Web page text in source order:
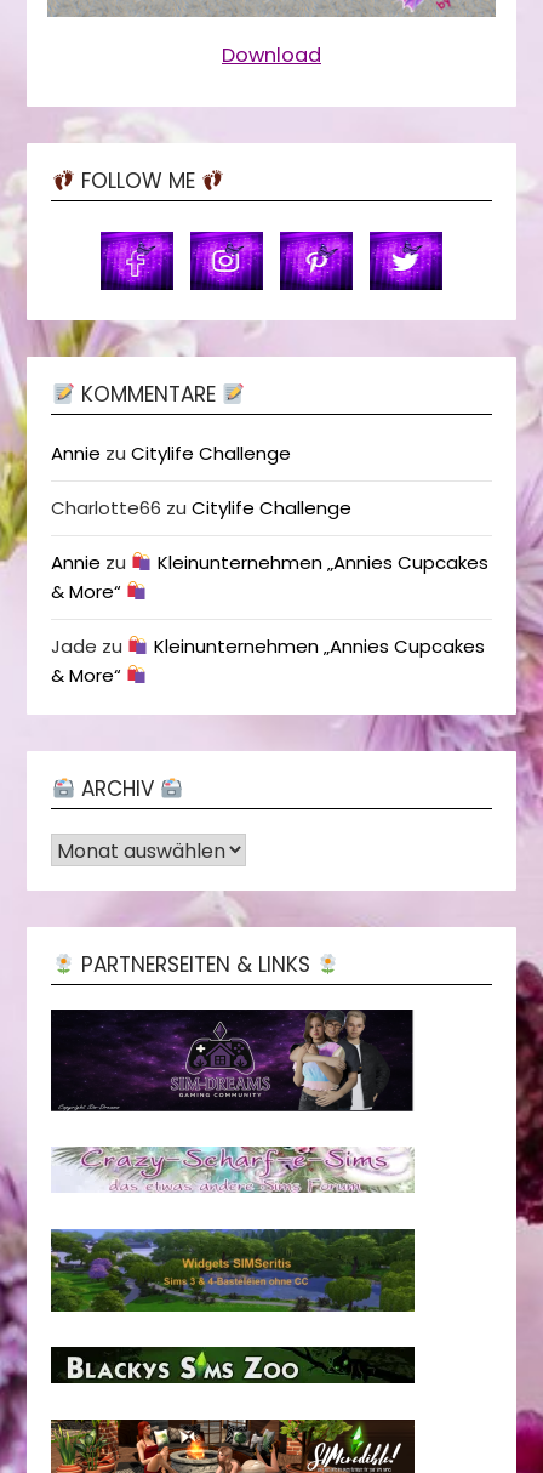
Download
FOLLOW ME
KOMMENTARE
Annie zuCitylife Challenge
Charlotte66 zuCitylife Challenge
Annie zu
Kleinunternehmen „Annies Cupcakes
& More“
Jade zu
Kleinunternehmen „Annies Cupcakes
& More“
ARCHIV
Archiv
PARTNERSEITEN & LINKS